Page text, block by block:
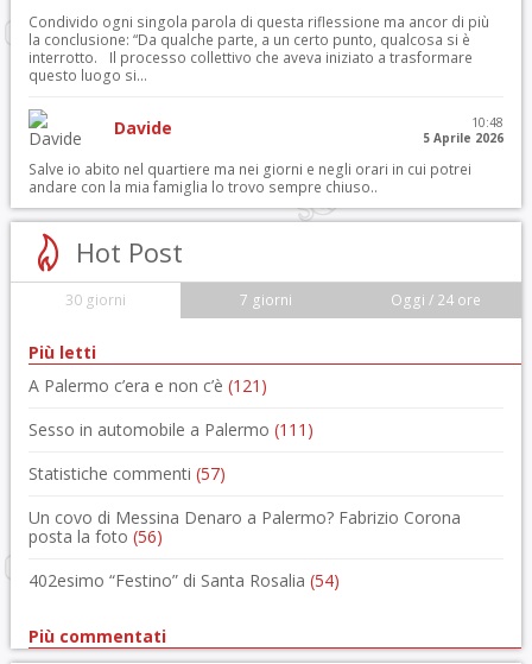
Condivido ogni singola parola di questa riflessione ma ancor di più
la conclusione: “Da qualche parte, a un certo punto, qualcosa si è
interrotto. Il processo collettivo che aveva iniziato a trasformare
questo luogo si...
Davide
10:48
5 Aprile 2026
Salve io abito nel quartiere ma nei giorni e negli orari in cui potrei
andare con la mia famiglia lo trovo sempre chiuso..
Hot Post
30 giorni 7 giorni Oggi / 24 ore
Più letti
A Palermo c’era e non c’è (121)
Sesso in automobile a Palermo (111)
Statistiche commenti (57)
Un covo di Messina Denaro a Palermo? Fabrizio Corona
posta la foto (56)
402esimo “Festino” di Santa Rosalia (54)
Più commentati